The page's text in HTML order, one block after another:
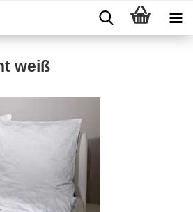
weiß